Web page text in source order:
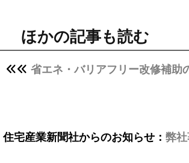
ほかの記事も読む
省エネ・バリアフリー改修補助
住宅産業新聞社からのお知らせ： 弊